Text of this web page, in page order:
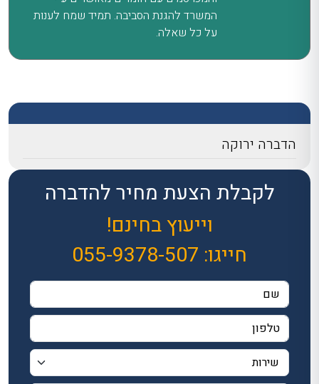
לקבלת הצעת מחיר להדברה
וייעוץ בחינם!
חייגו: 055-9378-507
המשרד להגנת הסביבה. תמיד שמח לענות
על כל שאלה.
הדברה ירוקה